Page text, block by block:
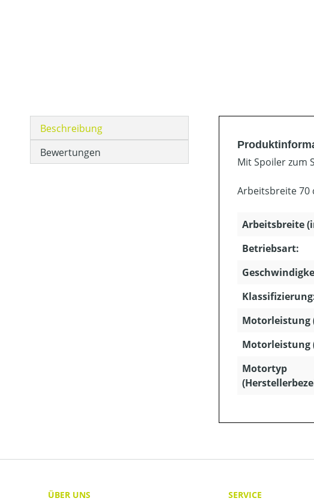
Beschreibung
Bewertungen
Mit Spoiler zum
Arbeitsbreite 70
Arbeitsbreite
Betriebsart:
Motorleistung
Motorleistung
Motortyp
ÜBER UNS
SERVICE